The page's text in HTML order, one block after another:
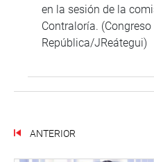
en la sesión de la
Contraloría. (Congreso
República/JReátegui)
ANTERIOR